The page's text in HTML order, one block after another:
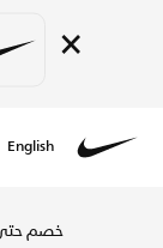
×
English
خصم حتى %50 على